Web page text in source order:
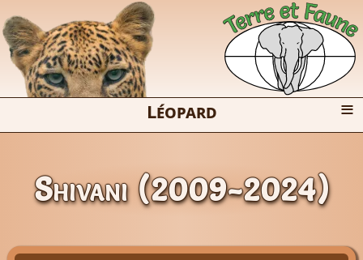
Léopard ≡
Shivani (2009-2024)